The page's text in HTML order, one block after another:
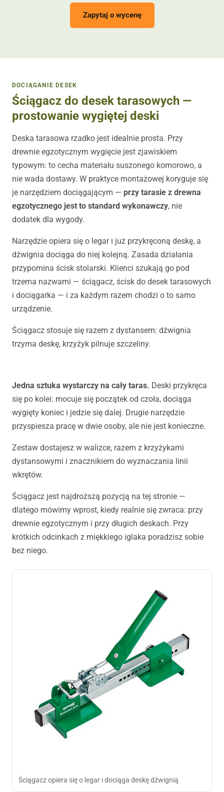
Zapytaj o wycenę
DOCIĄGANIE DESEK
Ściągacz do desek tarasowych —
prostowanie wygiętej deski
Deska tarasowa rzadko jest idealnie prosta. Przy
drewnie egzotycznym wygięcie jest zjawiskiem
typowym: to cecha materiału suszonego komorowo, a
nie wada dostawy. W praktyce montażowej koryguje się
je narzędziem dociągającym — przy tarasie z drewna
egzotycznego jest to standard wykonawczy, nie
dodatek dla wygody.
Narzędzie opiera się o legar i już przykręconą deskę, a
dźwignia dociąga do niej kolejną. Zasada działania
przypomina ścisk stolarski. Klienci szukają go pod
trzema nazwami — ściągacz, ścisk do desek tarasowych
i dociągarka — i za każdym razem chodzi o to samo
urządzenie.
Ściągacz stosuje się razem z dystansem: dźwignia
trzyma deskę, krzyżyk pilnuje szczeliny.
Jedna sztuka wystarczy na cały taras. Deski przykręca
się po kolei: mocuje się początek od czoła, dociąga
wygięty koniec i jedzie się dalej. Drugie narzędzie
przyspiesza pracę w dwie osoby, ale nie jest konieczne.
Zestaw dostajesz w walizce, razem z krzyżykami
dystansowymi i znacznikiem do wyznaczania linii
wkrętów.
Ściągacz jest najdroższą pozycją na tej stronie —
dlatego mówimy wprost, kiedy realnie się zwraca: przy
drewnie egzotycznym i przy długich deskach. Przy
krótkich odcinkach z miękkiego iglaka poradzisz sobie
bez niego.
Ściągacz opiera się o legar i dociąga deskę dźwignią